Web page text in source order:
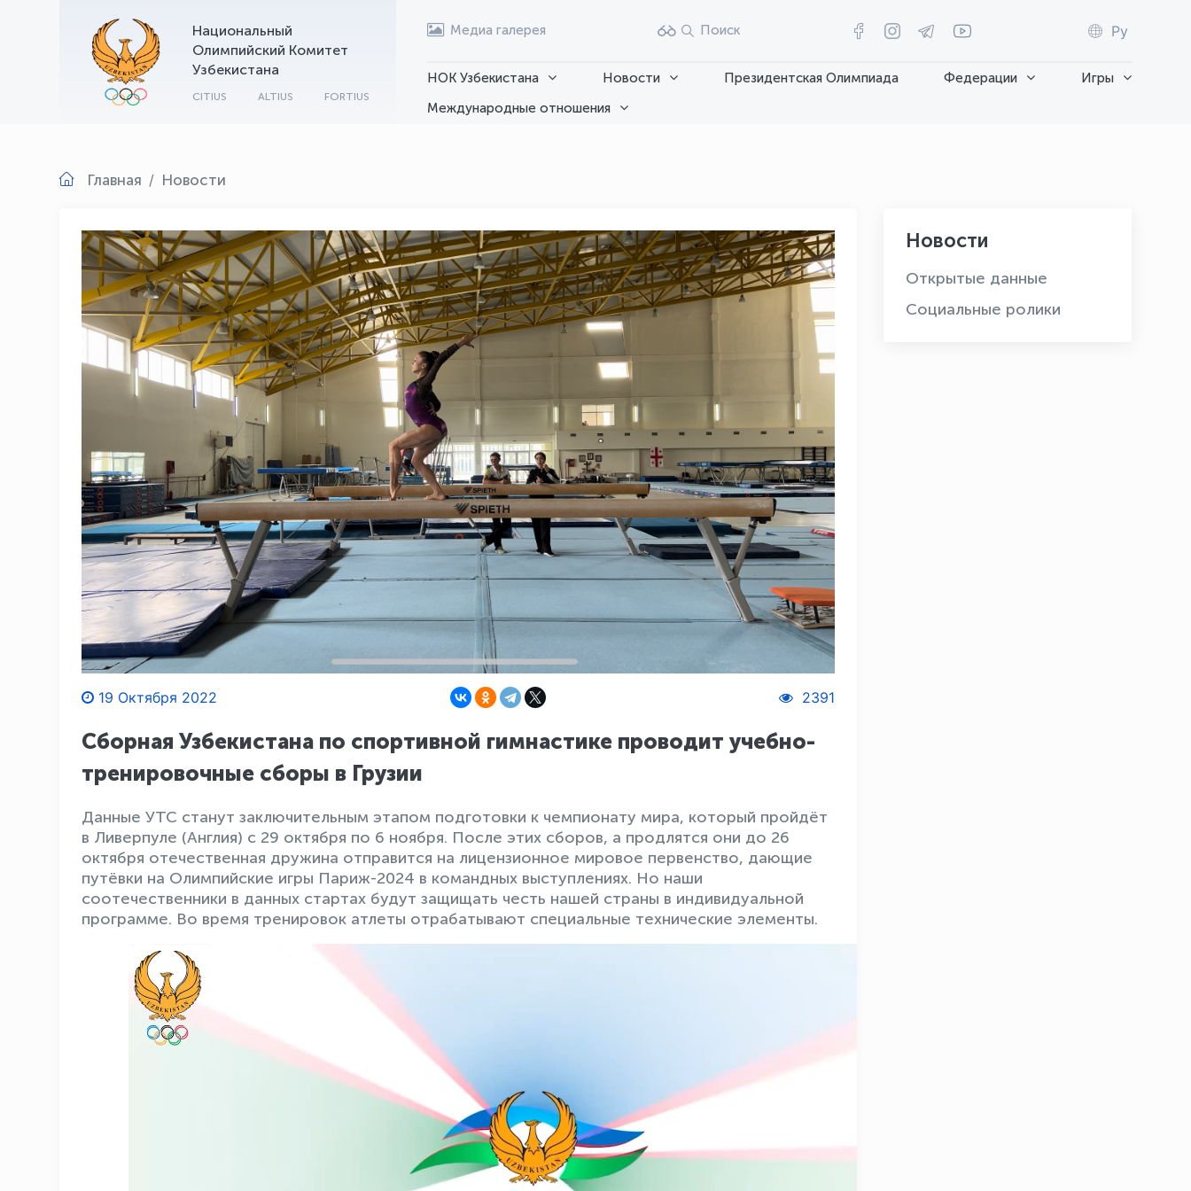
Национальный
Олимпийский Комитет
Узбекистана
CITIUS ALTIUS FORTIUS
Медиа галерея Поиск Ру
НОК Узбекистана Новости Президентская Олимпиада Федерации
Игры
Международные отношения
Главная Новости
19 Октября 2022 2391
Сборная Узбекистана по спортивной гимнастике проводит учебно-
тренировочные сборы в Грузии
Данные УТС станут заключительным этапом подготовки к чемпионату мира, который пройдёт
в Ливерпуле (Англия) с 29 октября по 6 ноября. После этих сборов, а продлятся они до 26
октября отечественная дружина отправится на лицензионное мировое первенство, дающие
путёвки на Олимпийские игры Париж-2024 в командных выступлениях. Но наши
соотечественники в данных стартах будут защищать честь нашей страны в индивидуальной
программе. Во время тренировок атлеты отрабатывают специальные технические элементы.
Новости
Открытые данные
Социальные ролики